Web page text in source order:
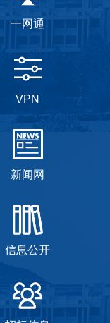
一网通
VPN
新闻网
信息公开